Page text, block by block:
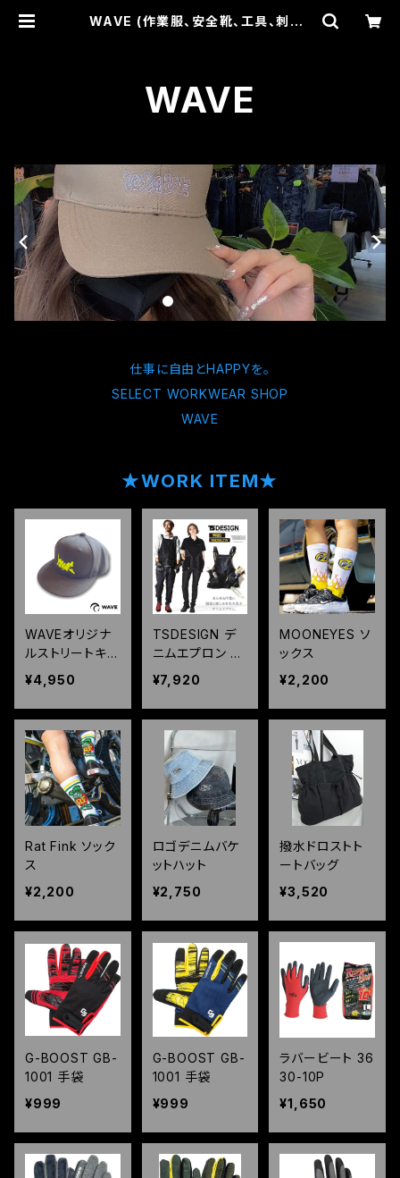
WAVE (作業服、安全靴、工具、刺繍、
WAVE
仕事に自由とHAPPYを。
SELECT WORKWEAR SHOP
WAVE
★WORK ITEM★
WAVEオリジナ
ルストリートキャ
ップ
¥4,950
TSDESIGN デ
ニムエプロン リ
バーシブル フリ
ーサイズ
¥7,920
MOONEYES ソ
ックス
¥2,200
Rat Fink ソック
ス
¥2,200
ロゴデニムバケ
ットハット
¥2,750
撥水ドロストト
ートバッグ
¥3,520
G-BOOST GB-
1001 手袋
¥999
G-BOOST GB-
1001 手袋
¥999
ラバービート 36
30-10P
¥1,650